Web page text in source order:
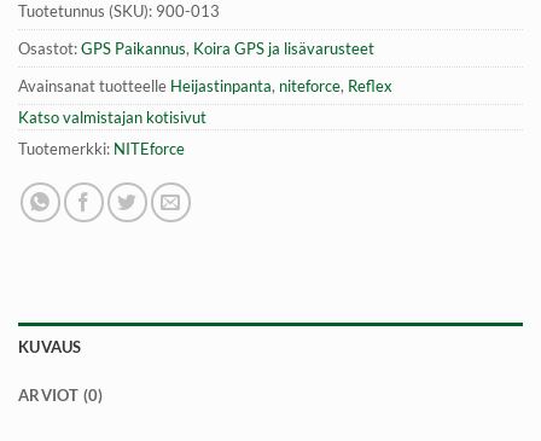
Tuotetunnus (SKU): 900-013
Osastot:GPS Paikannus, Koira GPS ja lisävarusteet
Avainsanat tuotteelle Heijastinpanta, niteforce, Reflex
Katso valmistajan kotisivut
Tuotemerkki: NITEforce
KUVAUS
ARVIOT (0)